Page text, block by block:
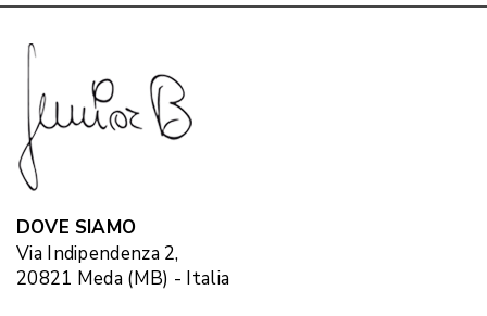
DOVE SIAMO
Via Indipendenza 2,
20821 Meda (MB) - Italia